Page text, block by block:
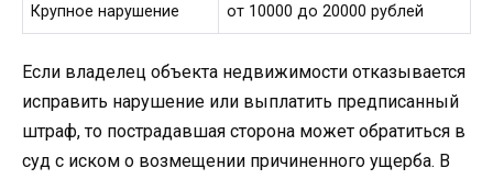
Крупное нарушение от 10000 до 20000 рублей
Если владелец объекта недвижимости отказывается
исправить нарушение или выплатить предписанный
штраф, то пострадавшая сторона может обратиться в
суд с иском о возмещении причиненного ущерба. В